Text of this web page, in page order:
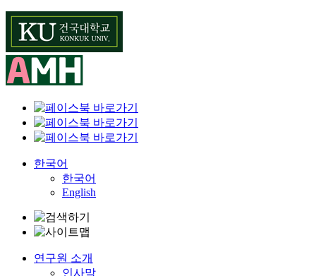
Skip
content
한국어
한국어
English
연구원 소개
인사말